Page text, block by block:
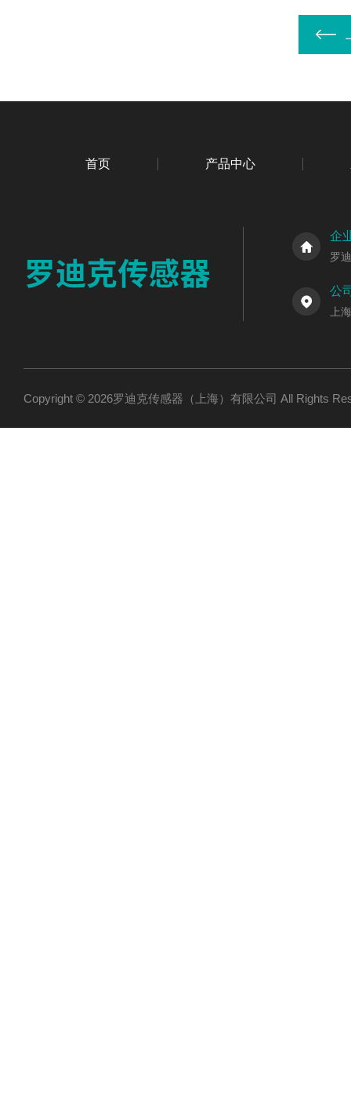
首页 产品中心
企
罗
公
上
Copyright © 2026罗迪克传感器（上海）有限公司 All Rights